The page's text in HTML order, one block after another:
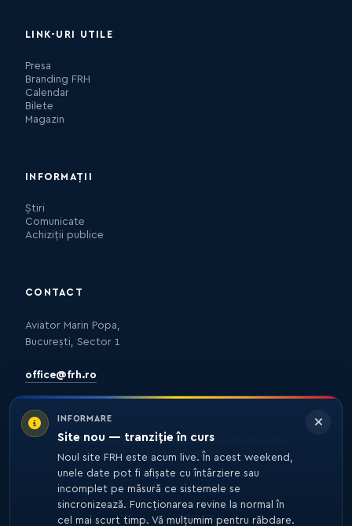
INFORMARE
Site nou — tranziție în curs
Noul site FRH este acum live. În acest weekend,
unele date pot fi afișate cu întârziere sau
incomplet pe măsură ce sistemele se
sincronizează. Funcționarea revine la normal în
cel mai scurt timp. Vă mulțumim pentru răbdare.
LINK-URI UTILE
Presa
Branding FRH
Calendar
Bilete
Magazin
INFORMAȚII
Știri
Comunicate
Achiziții publice
CONTACT
Aviator Marin Popa,
București, Sector 1
office@frh.ro
Protecția datelorPolitica de confidențialitate
Nota de informare
© 2026 FRH. TOATE DREPTURILE REZERVATE.
DEZVOLTARE27MEDIA